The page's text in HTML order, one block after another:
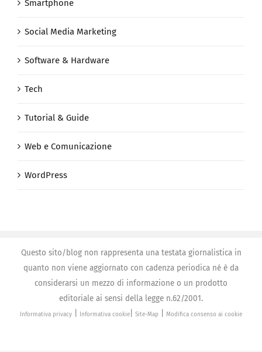
Smartphone
Social Media Marketing
Software & Hardware
Tech
Tutorial & Guide
Web e Comunicazione
WordPress
Questo sito/blog non rappresenta una testata giornalistica in
quanto non viene aggiornato con cadenza periodica né è da
considerarsi un mezzo di informazione o un prodotto
editoriale ai sensi della legge n.62/2001.
Informativa privacy Informativa cookie Site-Map Modifica consenso ai cookie